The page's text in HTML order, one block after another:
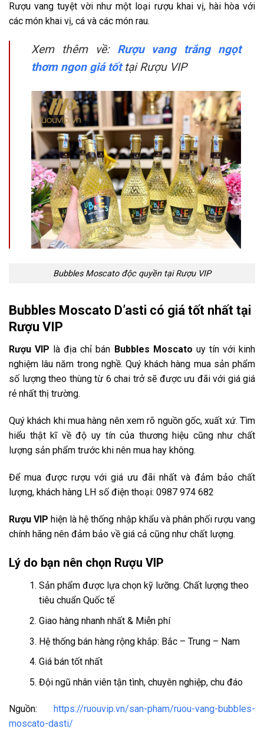
Rượu vang tuyệt vời như một loại rượu khai vị, hài hòa với
các món khai vị, cá và các món rau.
Xem thêm về: Rượu vang trắng ngọt
thơm ngon giá tốttại Rượu VIP
Bubbles Moscato độc quyền tại Rượu VIP
Bubbles Moscato D’asti có giá tốt nhất tại
Rượu VIP
Rượu VIP là địa chỉ bán Bubbles Moscato uy tín với kinh
nghiệm lâu năm trong nghề. Quý khách hàng mua sản phẩm
số lượng theo thùng từ 6 chai trở sẽ được ưu đãi với giá giá
rẻ nhất thị trường.
Quý khách khi mua hàng nên xem rõ nguồn gốc, xuất xứ. Tìm
hiểu thật kĩ về độ uy tín của thương hiệu cũng như chất
lượng sản phẩm trước khi nên mua hay không.
Để mua được rượu với giá ưu đãi nhất và đảm bảo chất
lượng, khách hàng LH số điện thoại: 0987 974 682
Rượu VIP hiện là hệ thống nhập khẩu và phân phối rượu vang
chính hãng nên đảm bảo về giá cả cũng như chất lượng.
Lý do bạn nên chọn Rượu VIP
Sản phẩm được lựa chọn kỹ lưỡng. Chất lượng theo
tiêu chuẩn Quốc tế
Giao hàng nhanh nhất & Miễn phí
Hệ thống bán hàng rộng khắp: Bắc – Trung – Nam
Giá bán tốt nhất
Đội ngũ nhân viên tận tình, chuyên nghiệp, chu đáo
Nguồn: https://ruouvip.vn/san-pham/ruou-vang-bubbles-
moscato-dasti/